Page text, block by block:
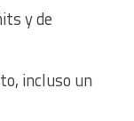
y de
incluso un